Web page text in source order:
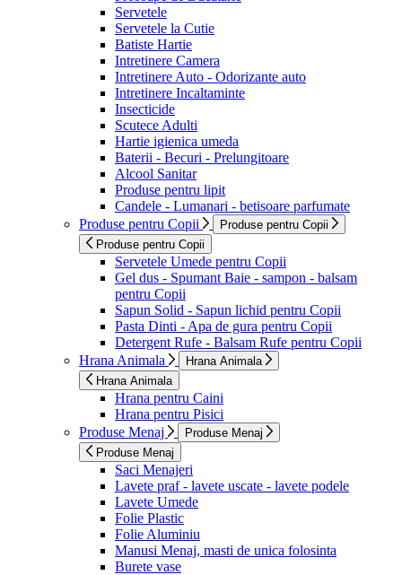
Servetele
Servetele la Cutie
Batiste Hartie
Intretinere Camera
Intretinere Auto - Odorizante auto
Intretinere Incaltaminte
Insecticide
Scutece Adulti
Hartie igienica umeda
Baterii - Becuri - Prelungitoare
Alcool Sanitar
Produse pentru lipit
Candele - Lumanari - betisoare parfumate
Produse pentru Copii
Produse pentru Copii
Produse pentru Copii
Servetele Umede pentru Copii
Gel dus - Spumant Baie - sampon - balsam
pentru Copii
Sapun Solid - Sapun lichid pentru Copii
Pasta Dinti - Apa de gura pentru Copii
Detergent Rufe - Balsam Rufe pentru Copii
Hrana Animala
Hrana Animala
Hrana Animala
Hrana pentru Caini
Hrana pentru Pisici
Produse Menaj
Produse Menaj
Produse Menaj
Saci Menajeri
Lavete praf - lavete uscate - lavete podele
Lavete Umede
Folie Plastic
Folie Aluminiu
Manusi Menaj, masti de unica folosinta
Burete vase